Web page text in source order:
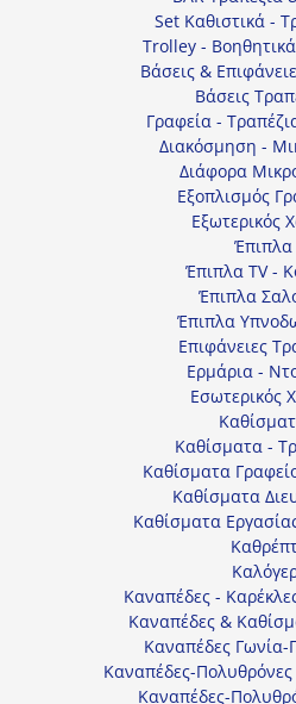
Set Καθιστικά -
Trolley -
Βάσεις &
Βάσεις
Γραφεία -
Διακόσμηση -
Διάφορα
Εξοπλισμός
Εξωτερικός
Έπιπλα
Έπιπλα TV -
Έπιπλα
Έπιπλα
Επιφάνειες
Ερμάρια -
Εσωτερικός
Καθίσματα -
Καθίσματα
Καθίσματα
Καθίσματα
Καναπέδες -
Καναπέδες &
Καναπέδες Γωνία-
Καναπέδες-
Καναπέδες-